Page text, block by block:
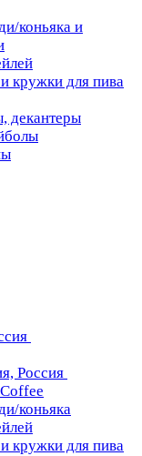
коньяка и
кружки для пива
декантеры
Россия
коньяка
кружки для пива